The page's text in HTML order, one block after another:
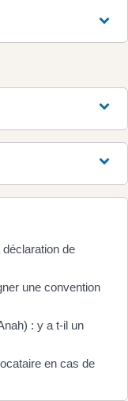
de
une convention
: y a t-il un
en cas de